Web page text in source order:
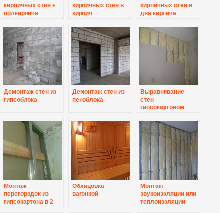
кирпичных стен в
полкирпича
кирпичных стен в
кирпич
кирпичных стен в
два кирпича
Демонтаж стен из
гипсоблока
Демонтаж стен из
пеноблока
Выравнивание
стен
гипсокартоном
Монтаж
перегородок из
гипсокартона в 2
Облицовка
вагонкой
Монтаж
звукоизоляции или
теплоизоляции